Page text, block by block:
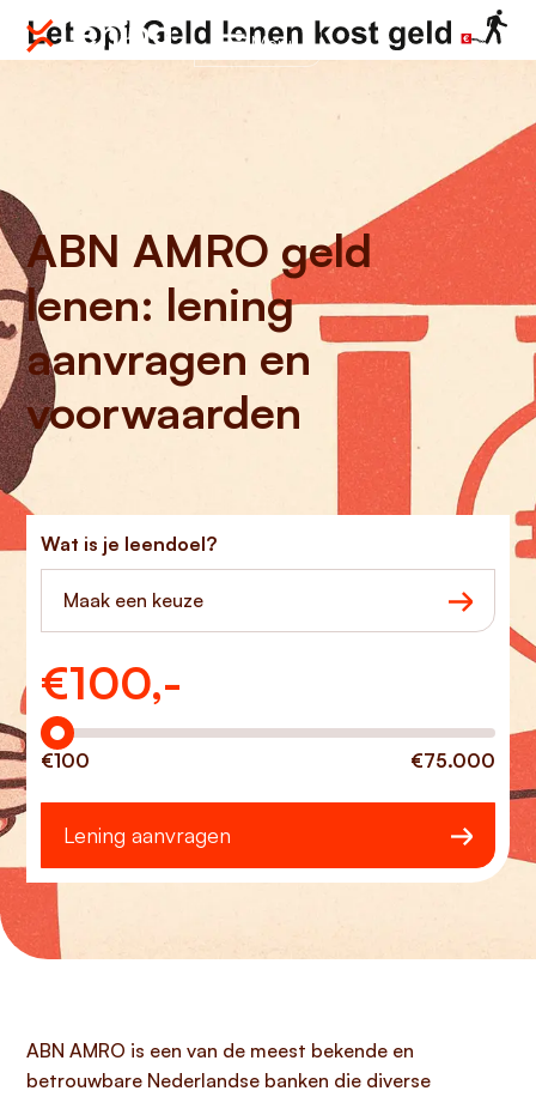
Menu
ABN AMRO geld
lenen: lening
aanvragen en
voorwaarden
Wat is je leendoel?
Maak een keuze
€100,-
Hoeveel wilt u lenen?
€100 €75.000
Lening aanvragen
ABN AMRO is een van de meest bekende en
betrouwbare Nederlandse banken die diverse